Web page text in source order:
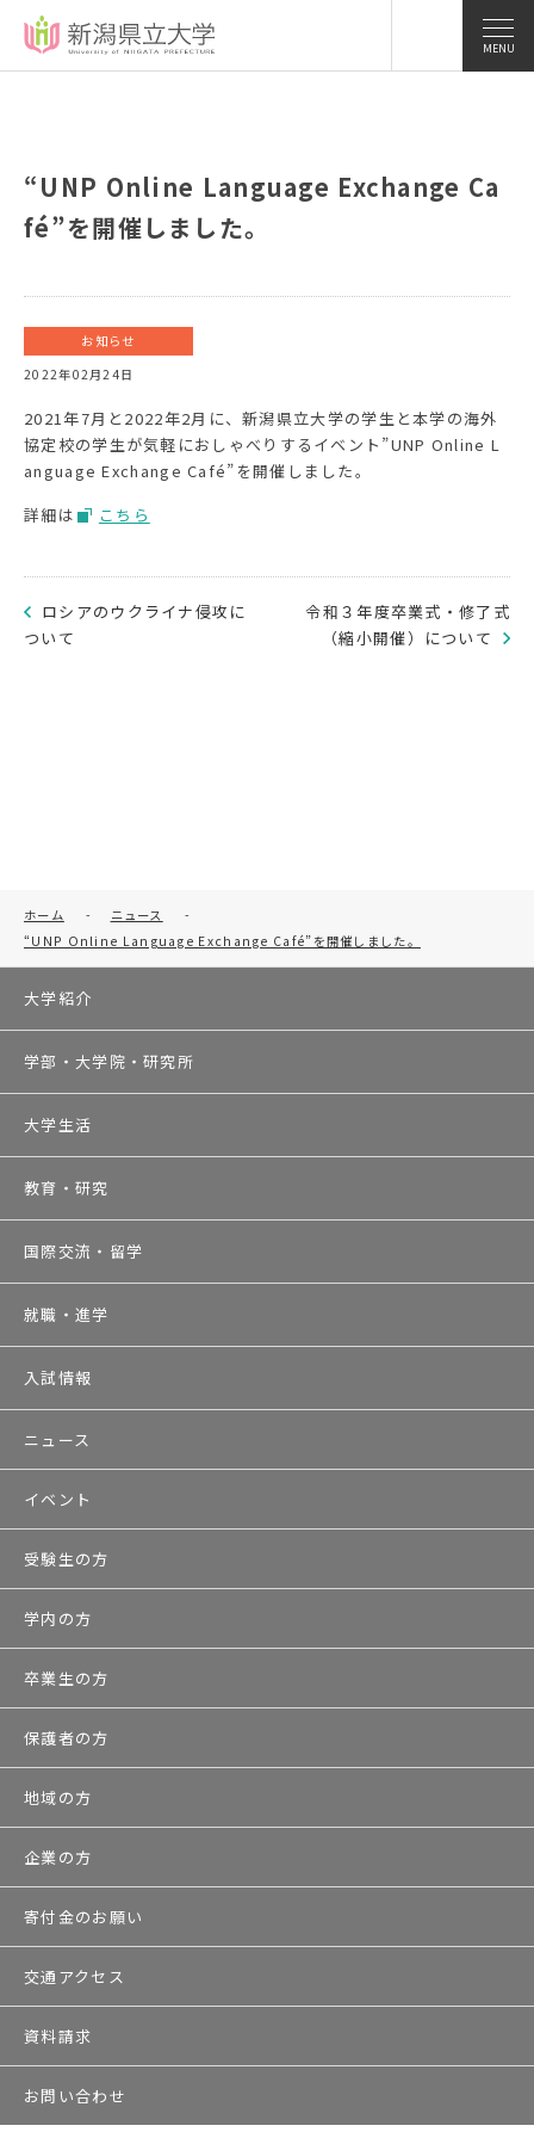
MENU
“UNP Online Language Exchange Ca
fé”を開催しました。
お知らせ
2022年02月24日
2021年7月と2022年2月に、新潟県立大学の学生と本学の海外
協定校の学生が気軽におしゃべりするイベント”UNP Online L
anguage Exchange Café”を開催しました。
詳細は
こちら
ロシアのウクライナ侵攻に
ついて
令和３年度卒業式・修了式
（縮小開催）について
ホーム - ニュース
-
“UNP Online Language Exchange Café”を開催しました。
大学紹介
学部・大学院・研究所
大学生活
教育・研究
国際交流・留学
就職・進学
入試情報
ニュース
イベント
受験生の方
学内の方
卒業生の方
保護者の方
地域の方
企業の方
寄付金のお願い
交通アクセス
資料請求
お問い合わせ